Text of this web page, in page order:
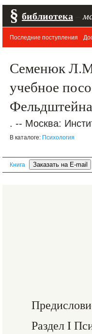
§ библиотека
Последние поступления
Семенюк
учебное
. -- Москва:
В каталоге: Психология
Книга
Раздел I